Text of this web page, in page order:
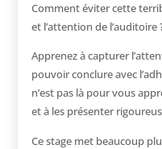
Comment éviter cette
et l’attention de l’auditoire
Apprenez à capturer
pouvoir conclure avec
n’est pas là pour vous
et à les présenter
Ce stage met beaucoup